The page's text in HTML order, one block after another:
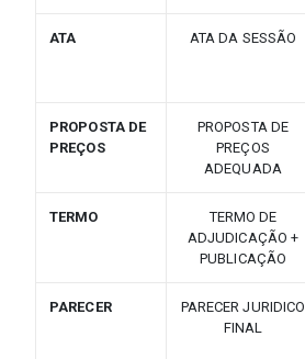
ATA
ATA DA SESSÃO
PROPOSTA DE
PREÇOS
PROPOSTA DE
PREÇOS
ADEQUADA
TERMO
TERMO DE
ADJUDICAÇÃO +
PUBLICAÇÃO
PARECER
PARECER JURIDICO
FINAL